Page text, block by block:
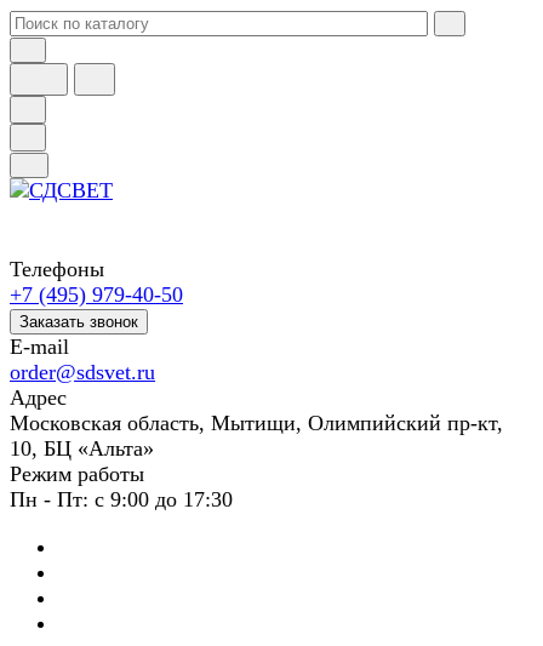
Телефоны
+7 (495) 979-40-50
Заказать звонок
E-mail
order@sdsvet.ru
Адрес
Московская область, Мытищи, Олимпийский пр-кт,
10, БЦ «Альта»
Режим работы
Пн - Пт: с 9:00 до 17:30